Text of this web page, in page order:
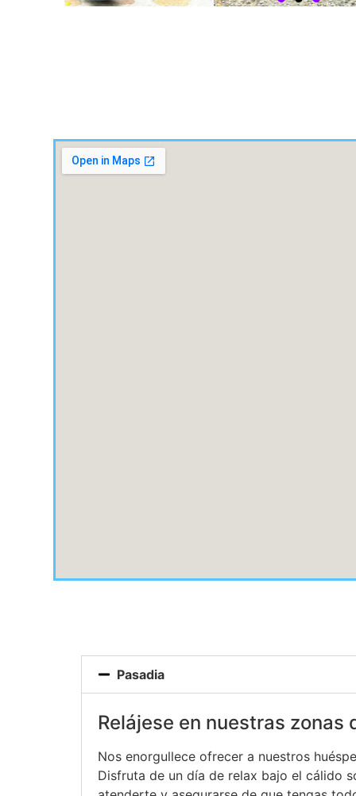
Pasadia
Relájese en nuestras zonas
Nos enorgullece ofrecer a nuestros
Disfruta de un día de relax bajo el cálido